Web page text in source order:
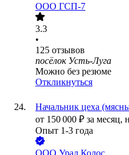
ООО ГСП-7
3.3
•
125 отзывов
посёлок Усть-Луга
Можно без резюме
Откликнуться
Начальник цеха
от 150 000 ₽ за месяц,
Опыт 1-3 года